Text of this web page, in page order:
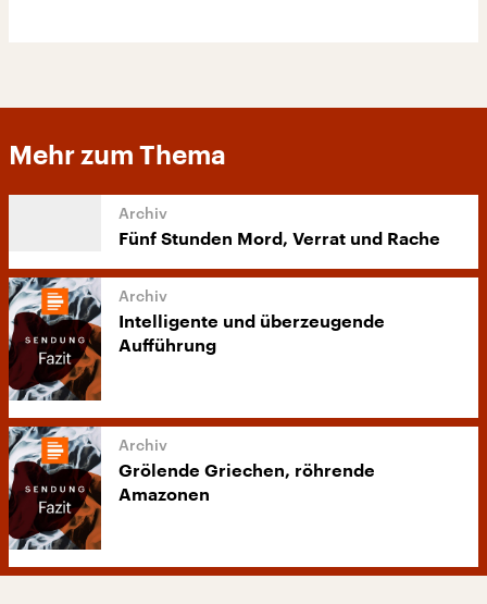
Mehr zum Thema
Fünf Stunden Mord, Verrat und Rache
Intelligente und überzeugende
Aufführung
Grölende Griechen, röhrende
Amazonen